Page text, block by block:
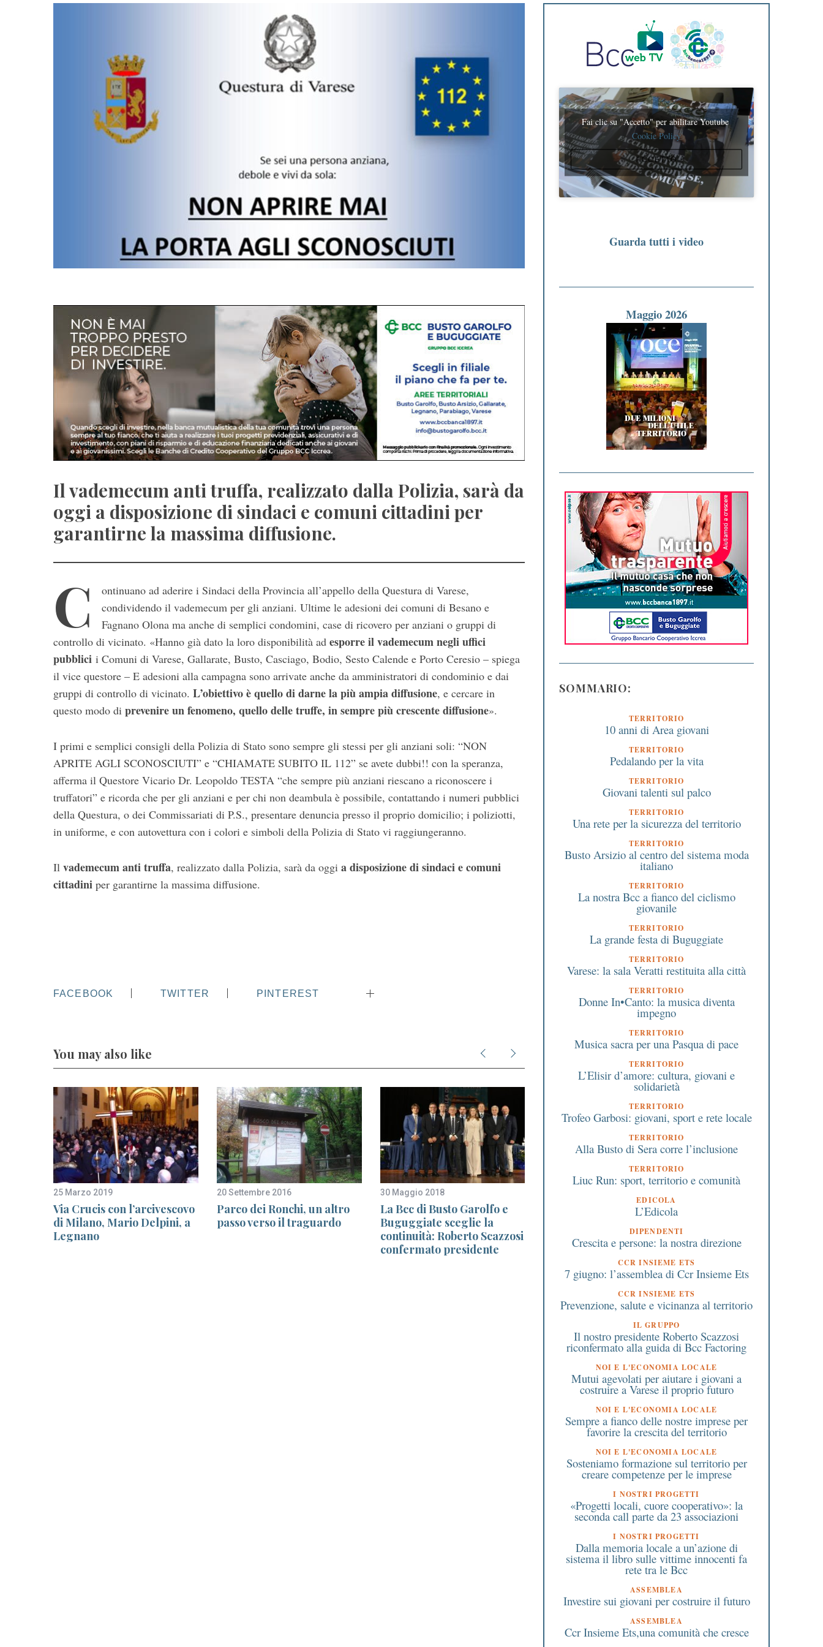
Il vademecum anti truffa, realizzato dalla Polizia, sarà da
oggi a disposizione di sindaci e comuni cittadini per
garantirne la massima diffusione.
C
ontinuano ad aderire i Sindaci della Provincia all’appello della Questura di Varese,
condividendo il vademecum per gli anziani. Ultime le adesioni dei comuni di Besano e
Fagnano Olona ma anche di semplici condomini, case di ricovero per anziani o gruppi di
controllo di vicinato. «Hanno già dato la loro disponibilità ad esporre il vademecum negli uffici
pubblici i Comuni di Varese, Gallarate, Busto, Casciago, Bodio, Sesto Calende e Porto Ceresio – spiega
il vice questore – E adesioni alla campagna sono arrivate anche da amministratori di condominio e dai
gruppi di controllo di vicinato. L’obiettivo è quello di darne la più ampia diffusione, e cercare in
questo modo di prevenire un fenomeno, quello delle truffe, in sempre più crescente diffusione».
I primi e semplici consigli della Polizia di Stato sono sempre gli stessi per gli anziani soli: “NON
APRITE AGLI SCONOSCIUTI” e “CHIAMATE SUBITO IL 112” se avete dubbi!! con la speranza,
afferma il Questore Vicario Dr. Leopoldo TESTA “che sempre più anziani riescano a riconoscere i
truffatori” e ricorda che per gli anziani e per chi non deambula è possibile, contattando i numeri pubblici
della Questura, o dei Commissariati di P.S., presentare denuncia presso il proprio domicilio; i poliziotti,
in uniforme, e con autovettura con i colori e simboli della Polizia di Stato vi raggiungeranno.
Il vademecum anti truffa, realizzato dalla Polizia, sarà da oggi a disposizione di sindaci e comuni
cittadini per garantirne la massima diffusione.
FACEBOOK TWITTER PINTEREST
You may also like
25 Marzo 2019
Via Crucis con l’arcivescovo
di Milano, Mario Delpini, a
Legnano
20 Settembre 2016
Parco dei Ronchi, un altro
passo verso il traguardo
30 Maggio 2018
La Bcc di Busto Garolfo e
Buguggiate sceglie la
continuità: Roberto Scazzosi
confermato presidente
L’Ecomuseo di Parabiago
il riconoscimento regionale
conferma qualità e
conformità ai nuovi
requisiti.
ottobre con “Note
Fai clic su "Accetto" per abilitare Youtube
Cookie Policy
ACCETTO
Guarda tutti i video
Maggio 2026
SOMMARIO:
TERRITORIO
10 anni di Area giovani
TERRITORIO
Pedalando per la vita
TERRITORIO
Giovani talenti sul palco
TERRITORIO
Una rete per la sicurezza del territorio
TERRITORIO
Busto Arsizio al centro del sistema moda
italiano
TERRITORIO
La nostra Bcc a fianco del ciclismo
giovanile
TERRITORIO
La grande festa di Buguggiate
TERRITORIO
Varese: la sala Veratti restituita alla città
TERRITORIO
Donne In•Canto: la musica diventa
impegno
TERRITORIO
Musica sacra per una Pasqua di pace
TERRITORIO
L’Elisir d’amore: cultura, giovani e
solidarietà
TERRITORIO
Trofeo Garbosi: giovani, sport e rete locale
TERRITORIO
Alla Busto di Sera corre l’inclusione
TERRITORIO
Liuc Run: sport, territorio e comunità
EDICOLA
L’Edicola
DIPENDENTI
Crescita e persone: la nostra direzione
CCR INSIEME ETS
7 giugno: l’assemblea di Ccr Insieme Ets
CCR INSIEME ETS
Prevenzione, salute e vicinanza al territorio
IL GRUPPO
Il nostro presidente Roberto Scazzosi
riconfermato alla guida di Bcc Factoring
NOI E L'ECONOMIA LOCALE
Mutui agevolati per aiutare i giovani a
costruire a Varese il proprio futuro
NOI E L'ECONOMIA LOCALE
Sempre a fianco delle nostre imprese per
favorire la crescita del territorio
NOI E L'ECONOMIA LOCALE
Sosteniamo formazione sul territorio per
creare competenze per le imprese
I NOSTRI PROGETTI
«Progetti locali, cuore cooperativo»: la
seconda call parte da 23 associazioni
I NOSTRI PROGETTI
Dalla memoria locale a un’azione di
sistema il libro sulle vittime innocenti fa
rete tra le Bcc
ASSEMBLEA
Investire sui giovani per costruire il futuro
ASSEMBLEA
Ccr Insieme Ets,una comunità che cresce
S
e
a
h
f
o
: